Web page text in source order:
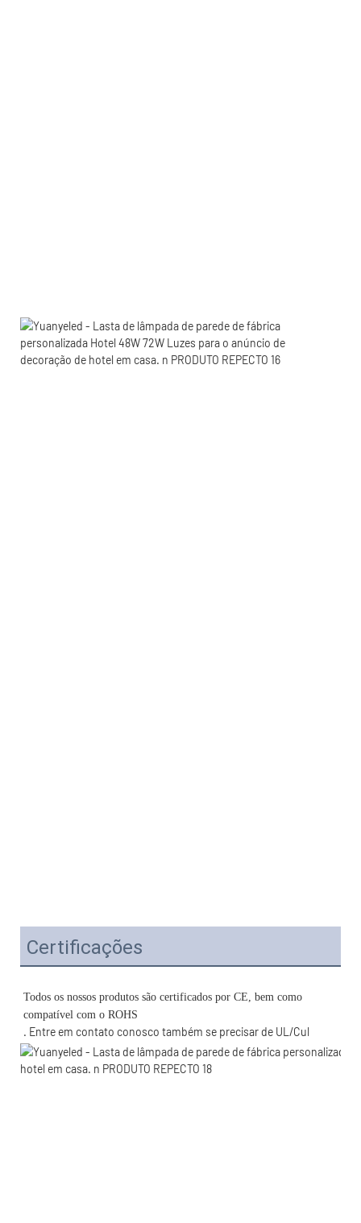
Certificações
Todos os nossos produtos são certificados por CE, bem como
. Entre em contato conosco também se precisar de UL/Cul